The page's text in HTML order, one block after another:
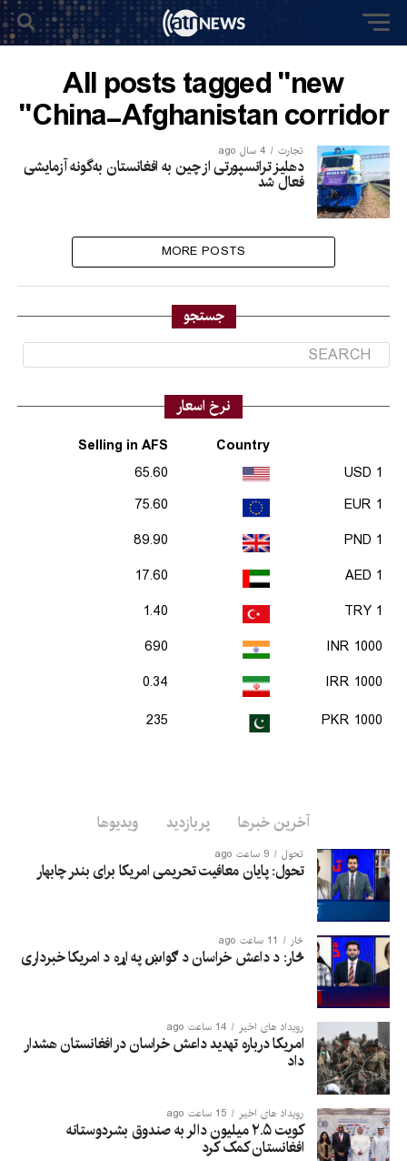
All posts tagged "new
China-Afghanistan corridor"
تجارت 4 سال ago
دهلیز ترانسپورتی از چین به افغانستان به‌گونه آزمایشی
فعال شد
MORE POSTS
جستجو
نرخ اسعار
Country
Selling in AFS
1 USD
65.60
1 EUR
75.60
1 PND
89.90
1 AED
17.60
1 TRY
1.40
1000 INR
690
1000 IRR
0.34
1000 PKR
235
آخرین خبرها پربازدید ویدیوها
تحول 9 ساعت ago
تحول: پایان معافیت تحریمی امریکا برای بندر چابهار
څار 11 ساعت ago
څار: د داعش خراسان د ګواښ په اړه د امریکا خبرداری
رویداد های اخیر 14 ساعت ago
امریکا درباره تهدید داعش خراسان در افغانستان هشدار
داد
رویداد های اخیر 15 ساعت ago
کویت ۲.۵ میلیون دالر به صندوق بشردوستانه
افغانستان کمک کرد